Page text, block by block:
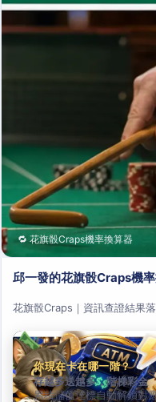
🔁 花旗骰Craps機率換算器
邱一發的花旗骰Craps機
花旗骰Craps｜資訊查證結果
你現在卡在哪一階？
存越多送越多，階梯彩金
累積儲值達標自動解鎖對